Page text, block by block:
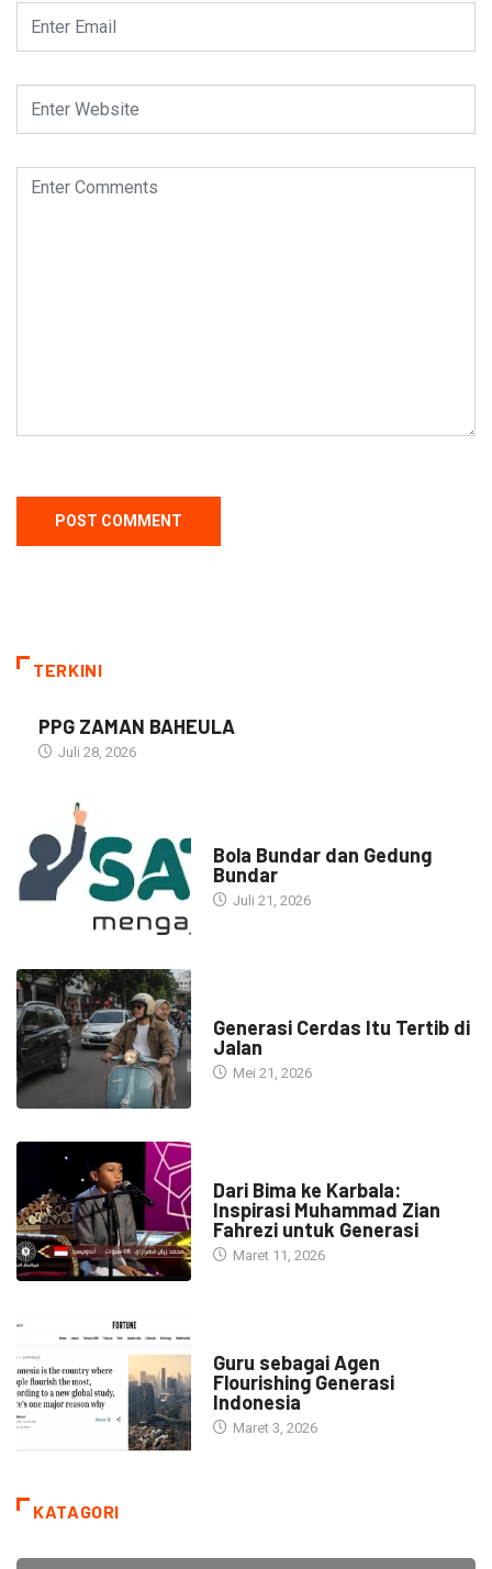
TERKINI
PPG ZAMAN BAHEULA
Juli 28, 2026
Bola Bundar dan Gedung
Bundar
Juli 21, 2026
Generasi Cerdas Itu Tertib di
Jalan
Mei 21, 2026
Dari Bima ke Karbala:
Inspirasi Muhammad Zian
Fahrezi untuk Generasi
Maret 11, 2026
Guru sebagai Agen
Flourishing Generasi
Indonesia
Maret 3, 2026
KATAGORI